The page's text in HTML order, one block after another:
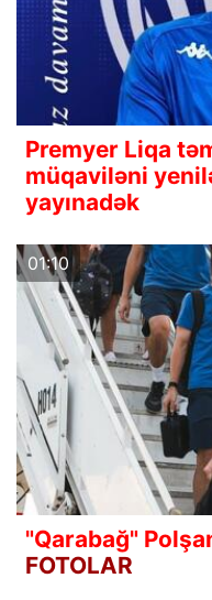
Premyer Liqa
müqaviləni
yayınadək
01:10
"Qarabağ"
FOTOLAR